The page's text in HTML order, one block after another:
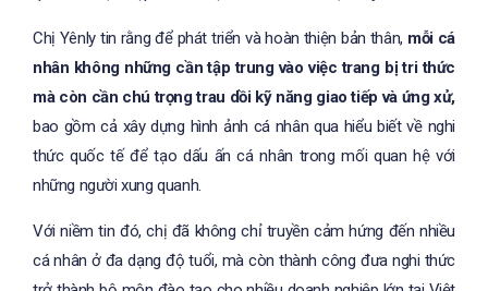
Chị Yênly tin rằng để phát triển và hoàn thiện bản thân, mỗi cá
nhân không những cần tập trung vào việc trang bị tri thức
mà còn cần chú trọng trau dồi kỹ năng giao tiếp và ứng xử,
bao gồm cả xây dựng hình ảnh cá nhân qua hiểu biết về nghi
thức quốc tế để tạo dấu ấn cá nhân trong mối quan hệ với
những người xung quanh.
Với niềm tin đó, chị đã không chỉ truyền cảm hứng đến nhiều
cá nhân ở đa dạng độ tuổi, mà còn thành công đưa nghi thức